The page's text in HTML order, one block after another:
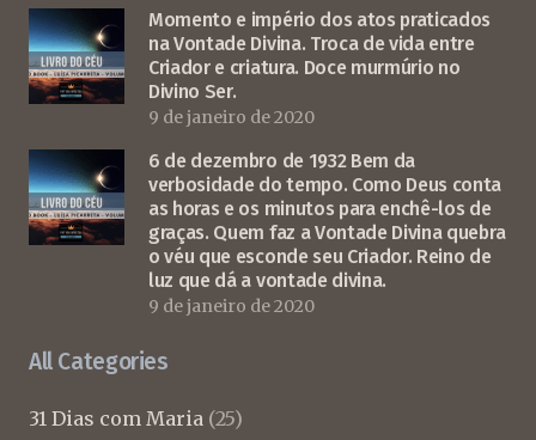
Momento e império dos atos praticados
na Vontade Divina. Troca de vida entre
Criador e criatura. Doce murmúrio no
Divino Ser.
9 de janeiro de 2020
6 de dezembro de 1932 Bem da
verbosidade do tempo. Como Deus conta
as horas e os minutos para enchê-los de
graças. Quem faz a Vontade Divina quebra
o véu que esconde seu Criador. Reino de
luz que dá a vontade divina.
9 de janeiro de 2020
All Categories
31 Dias com Maria (25)